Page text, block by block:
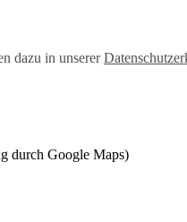
dazu in unserer
durch Google Maps)